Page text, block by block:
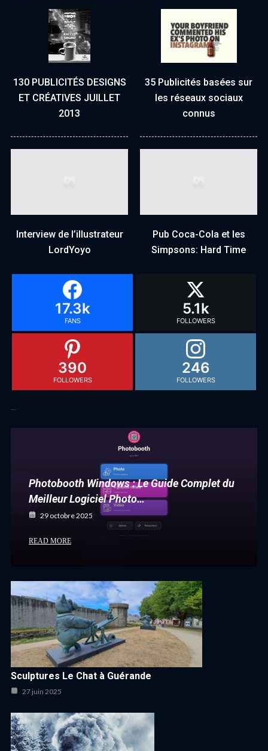
130 PUBLICITÉS DESIGNS
ET CRÉATIVES JUILLET
2013
35 Publicités basées sur
les réseaux sociaux
connus
Interview de l’illustrateur
LordYoyo
Pub Coca-Cola et les
Simpsons: Hard Time
17.3k
FANS
5.1k
FOLLOWERS
390
FOLLOWERS
246
FOLLOWERS
Photobooth Windows : Le Guide Complet du
Meilleur Logiciel Photo…
29 octobre 2025
READ MORE
Sculptures Le Chat à Guérande
27 juin 2025